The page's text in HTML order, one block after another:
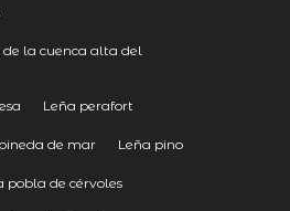
la cuenca alta del
Leña perafort
de mar Leña pino
pobla de cérvoles